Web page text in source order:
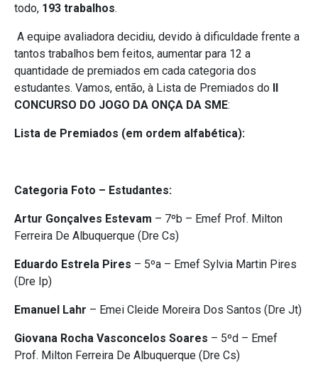
todo, 193 trabalhos.
A equipe avaliadora decidiu, devido à dificuldade frente a
tantos trabalhos bem feitos, aumentar para 12 a
quantidade de premiados em cada categoria dos
estudantes. Vamos, então, à Lista de Premiados do II
CONCURSO DO JOGO DA ONÇA DA SME:
Lista de Premiados (em ordem alfabética):
Categoria Foto – Estudantes:
Artur Gonçalves Estevam – 7ºb – Emef Prof. Milton
Ferreira De Albuquerque (Dre Cs)
Eduardo Estrela Pires – 5ºa – Emef Sylvia Martin Pires
(Dre Ip)
Emanuel Lahr – Emei Cleide Moreira Dos Santos (Dre Jt)
Giovana Rocha Vasconcelos Soares – 5ºd – Emef
Prof. Milton Ferreira De Albuquerque (Dre Cs)